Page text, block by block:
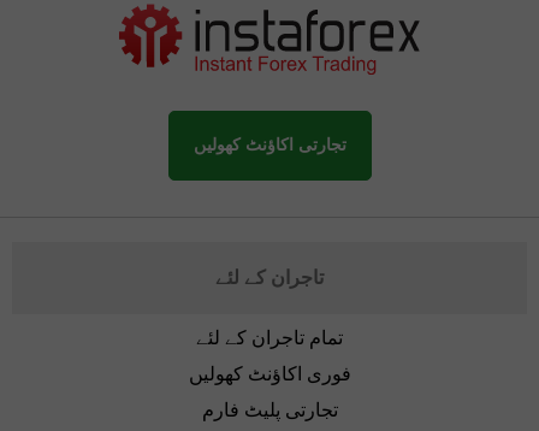
تجارتی اکاؤنٹ کھولیں
تاجران کے لئے
تمام تاجران کے لئے
فوری اکاؤنٹ کھولیں
تجارتی پلیٹ فارم